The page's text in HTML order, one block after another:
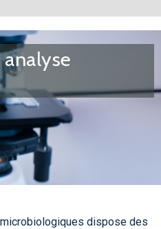
dispose des